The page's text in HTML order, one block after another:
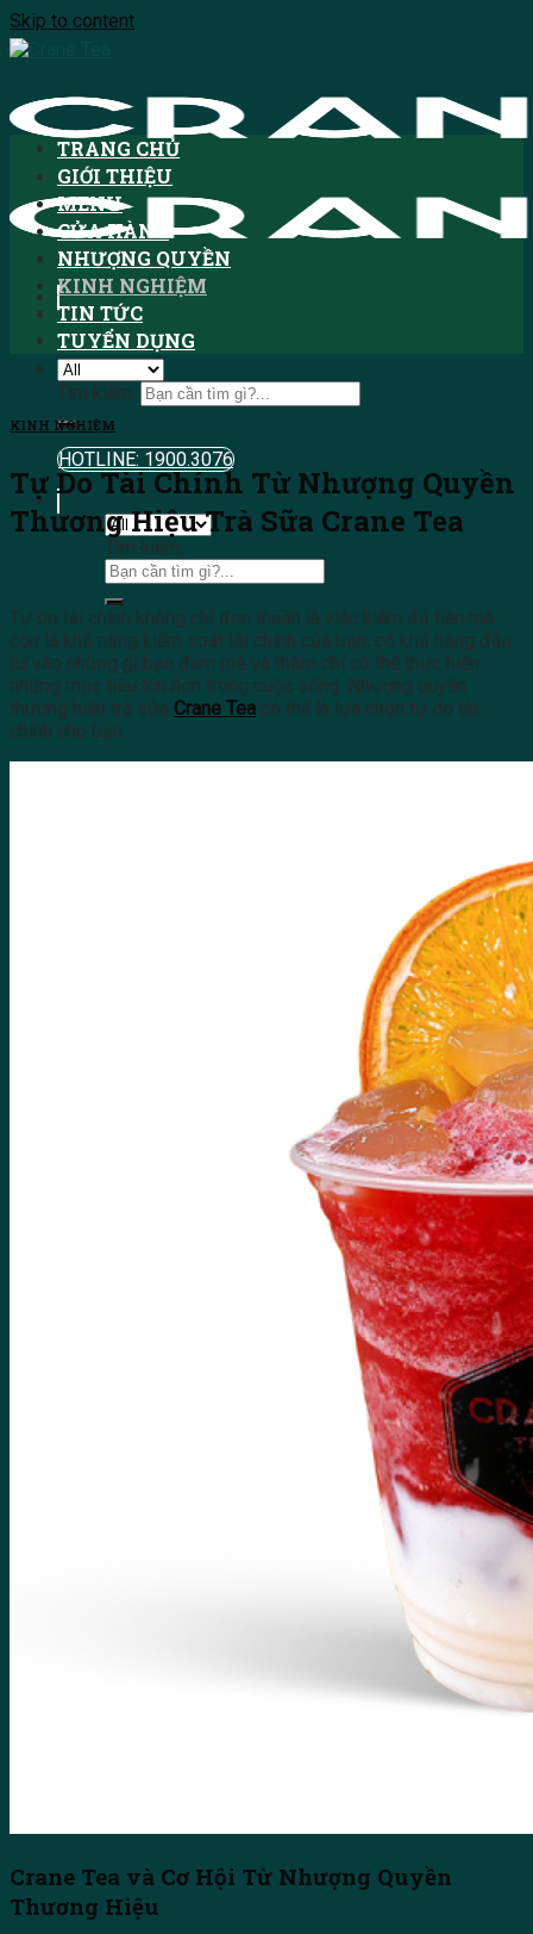
Skip to content
Tìm kiếm:
HOTLINE: 1900.3076
Tìm kiếm:
TRANG CHỦ
GIỚI THIỆU
MENU
CỬA HÀNG
NHƯỢNG QUYỀN
KINH NGHIỆM
TIN TỨC
TUYỂN DỤNG
KINH NGHIỆM
Tự Do Tài Chính Từ Nhượng Quyền
Thương Hiệu Trà Sữa Crane Tea
Tự do tài chính không chỉ đơn thuần là việc kiếm đủ tiền mà
còn là khả năng kiểm soát tài chính của bạn, có khả năng đầu
tư vào những gì bạn đam mê và thậm chí có thể thưc hiện
những mục tiêu lớn hơn trong cuộc sống. Nhượng quyền
thương hiệu trà sữa Crane Tea có thể là lựa chọn tự do tài
chính cho bạn.
Crane Tea và Cơ Hội Từ Nhượng Quyền
Thương Hiệu